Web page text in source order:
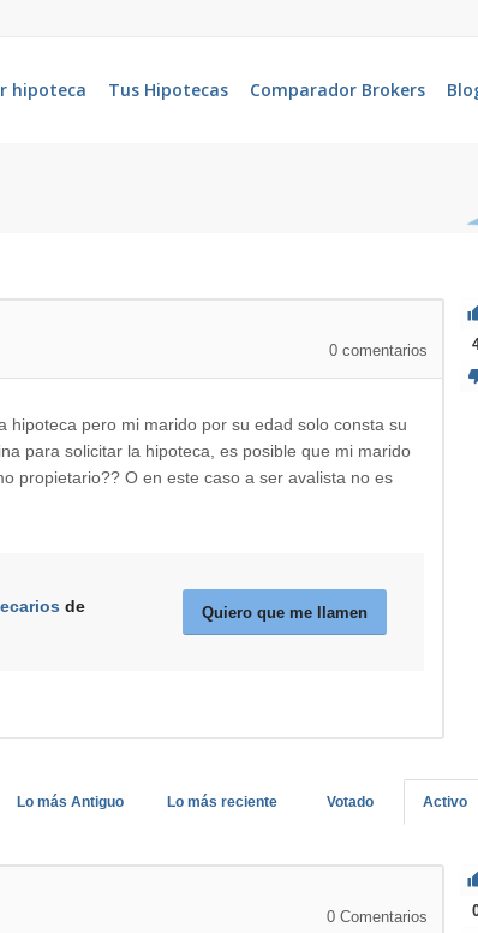
hipoteca Tus Hipotecas Comparador Brokers
0 comentarios
hipoteca pero mi marido por su edad solo consta su
para solicitar la hipoteca, es posible que mi marido
propietario?? O en este caso a ser avalista no es
de
Quiero que me llamen
Activo
Votado
Lo más reciente
Lo más Antiguo
0 Comentarios